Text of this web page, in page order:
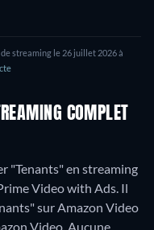
streaming le 26 juillet 2026 à
COMPLET
"Tenants" en streaming
Video with Ads. Il
sur Amazon Video
Video.Aucune